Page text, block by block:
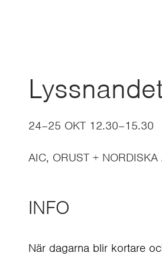
24–25 OKT 12.30–15.30
AIC, ORUST +
INFO
När dagarna blir kortare